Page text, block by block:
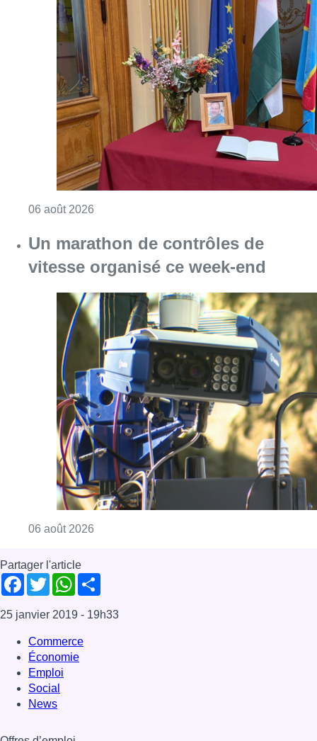
06 août 2026 Consulter l'article "La Commune d’Ixelles
Un marathon de contrôles de
vitesse organisé ce week-end
06 août 2026 Consulter l'article "Un marathon de
Partager l'article
FacebookTwitterWhatsApp
Share
25 janvier 2019- 19h33
Commerce
Économie
Emploi
Social
News